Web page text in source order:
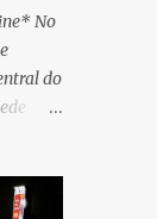
deNo
do